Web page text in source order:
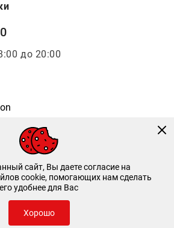
до 20:00
Инфоматика
—Дизайн и разработка
сайт, Вы даете согласие на
cookie, помогающих нам сделать
его удобнее для Вас
Хорошо